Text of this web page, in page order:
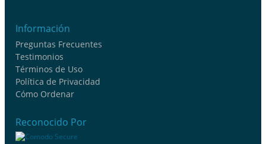
Información
Preguntas Frecuentes
Testimonios
Términos de Uso
Política de Privacidad
Cómo Ordenar
Reconocido Por